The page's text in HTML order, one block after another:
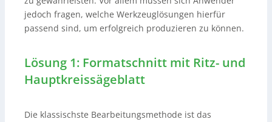
jedoch fragen, welche Werkzeuglösungen hierfür
passend sind, um erfolgreich produzieren zu können.
Lösung 1: Formatschnitt mit Ritz- und
Hauptkreissägeblatt
Die klassischste Bearbeitungsmethode ist das